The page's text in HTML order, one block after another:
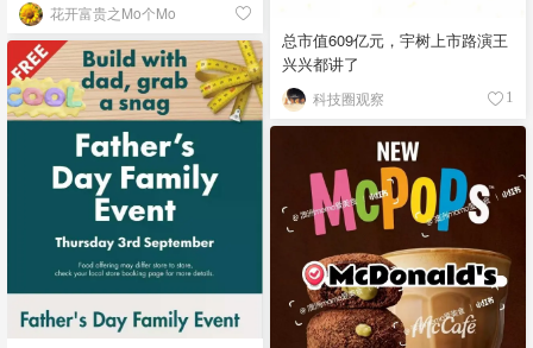
花开富贵之Mo个Mo
总市值609亿元，宇树上市路演王
兴兴都讲了
科技圈观察 1